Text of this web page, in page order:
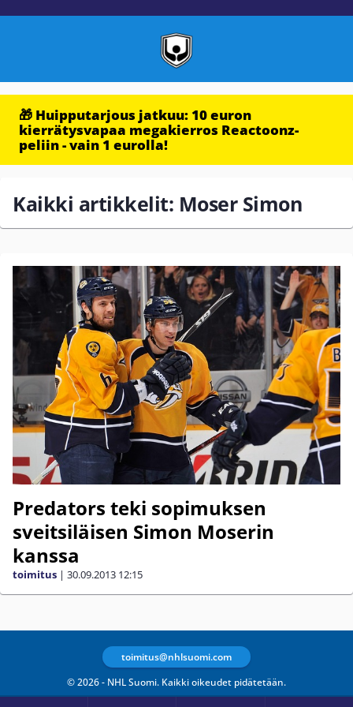
🎁 Huipputarjous jatkuu: 10 euron
kierrätysvapaa megakierros Reactoonz-
peliin - vain 1 eurolla!
Kaikki artikkelit: Moser Simon
Predators teki sopimuksen
sveitsiläisen Simon Moserin
kanssa
toimitus | 30.09.2013 12:15
© 2026 - NHL Suomi. Kaikki oikeudet pidätetään.
toimitus@nhlsuomi.com